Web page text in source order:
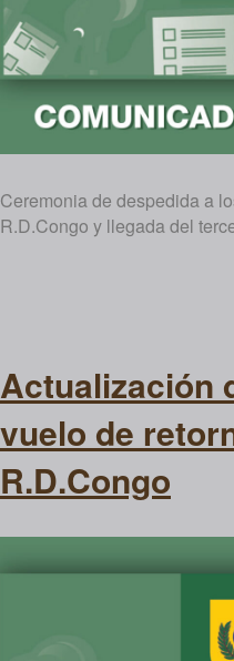
Ceremonia de despedida a
R.D.Congo y llegada del
Actualización
vuelo de
R.D.Congo